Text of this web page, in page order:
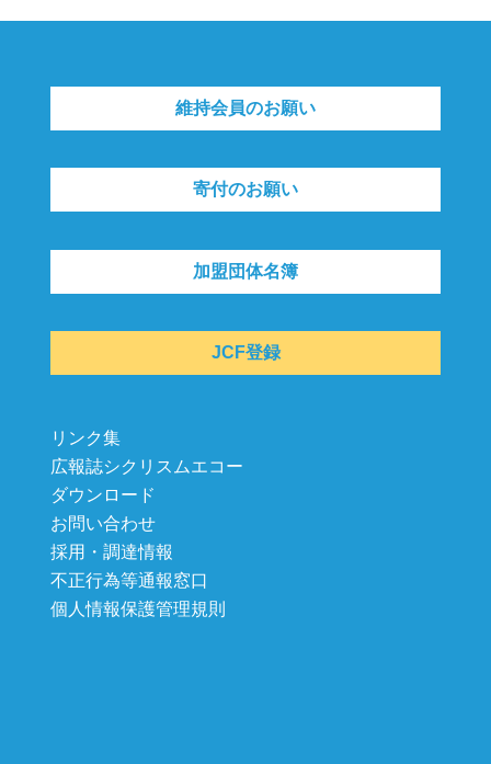
維持会員のお願い
寄付のお願い
加盟団体名簿
JCF登録
リンク集
広報誌シクリスムエコー
ダウンロード
お問い合わせ
採用・調達情報
不正行為等通報窓口
個人情報保護管理規則